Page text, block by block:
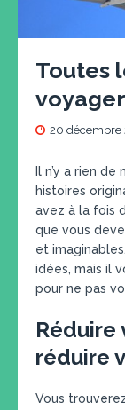
Toutes
20 décembre
Il n’y a rien
histoires
avez à la fois
que vous
et
idées, mais il
pour ne pas
Réduire
réduire
Vous